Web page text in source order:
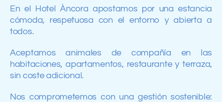
En el Hotel Àncora apostamos por una estancia
cómoda, respetuosa con el entorno y abierta a
todos.
Aceptamos animales de compañía en las
habitaciones, apartamentos, restaurante y terraza,
sin coste adicional.
Nos comprometemos con una gestión sostenible: